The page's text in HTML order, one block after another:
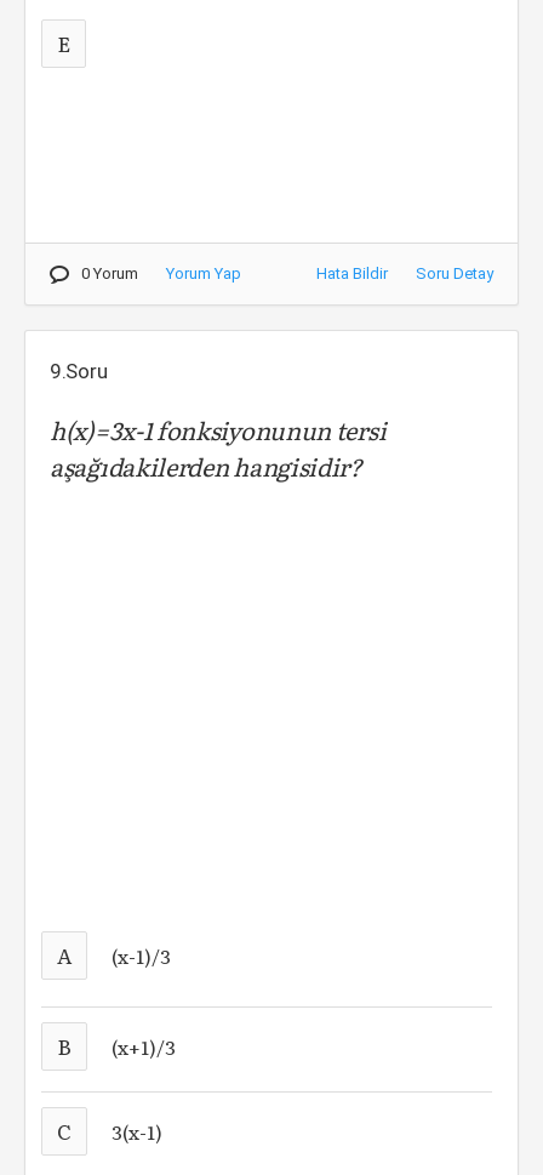
E
0 Yorum Yorum Yap Hata Bildir Soru Detay
9.Soru
h(x)=3x-1 fonksiyonunun tersi
aşağıdakilerden hangisidir?
A (x-1)/3
B (x+1)/3
C 3(x-1)